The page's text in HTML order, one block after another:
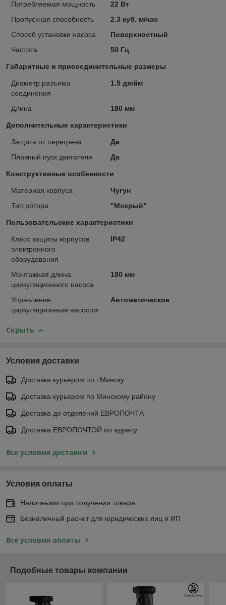
Потребляемая мощность
22 Вт
Пропускная способность
2.3 куб. м/час
Способ установки насоса
Поверхностный
Частота
50 Гц
Габаритные и присоединительные размеры
Диаметр разъема
соединения
1.5 дюйм
Длина 180 мм
Дополнительные характеристики
Защита от перегрева
Да
Плавный пуск двигателя
Да
Конструктивные особенности
Материал корпуса
Чугун
Тип ротора
"Мокрый"
Пользовательские характеристики
Класс защиты корпусов
электронного
оборудования
IP42
Монтажная длина
циркуляционного насоса
180 мм
Управление
циркуляционным насосом
Автоматическое
Скрыть
Условия доставки
Доставка курьером по г.Минску
Доставка курьером по Минскому району
Доставка до отделений ЕВРОПОЧТА
Доставка ЕВРОПОЧТОЙ по адресу
Все условия доставки
Условия оплаты
Наличными при получении товара
Безналичный расчет для юридических лиц и ИП
Все условия оплаты
Подобные товары компании